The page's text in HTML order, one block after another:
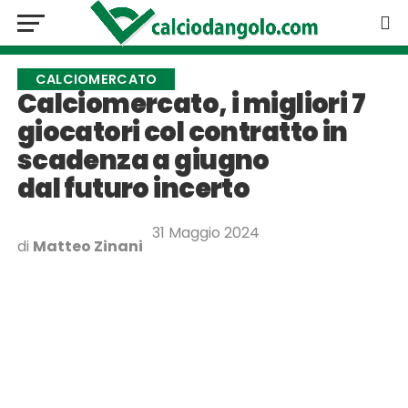
CALCIOMERCATO
Calciomercato, i migliori 7
giocatori col contratto in
scadenza a giugno
dal futuro incerto
di Matteo Zinani
31 Maggio 2024